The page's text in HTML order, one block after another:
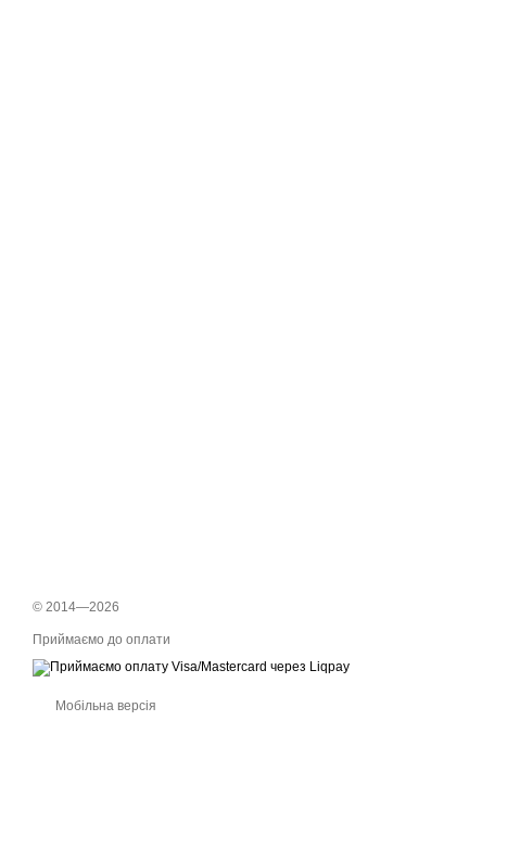
© 2014—2026
Приймаємо до оплати
Мобільна версія